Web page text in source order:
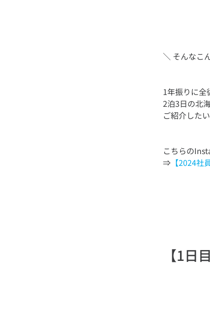
1年振りに全
2泊3日の北
こちらの
⇒ 【2024社
【1日